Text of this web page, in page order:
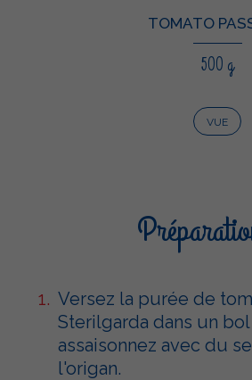
TOMATO
500 g
VUE
Versez la purée de
Sterilgarda dans un
assaisonnez avec du
l'origan.